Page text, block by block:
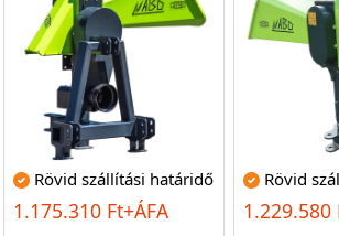
Rövid szállítási határidő
1.175.310 Ft+ÁFA
Rövid
1.229.580